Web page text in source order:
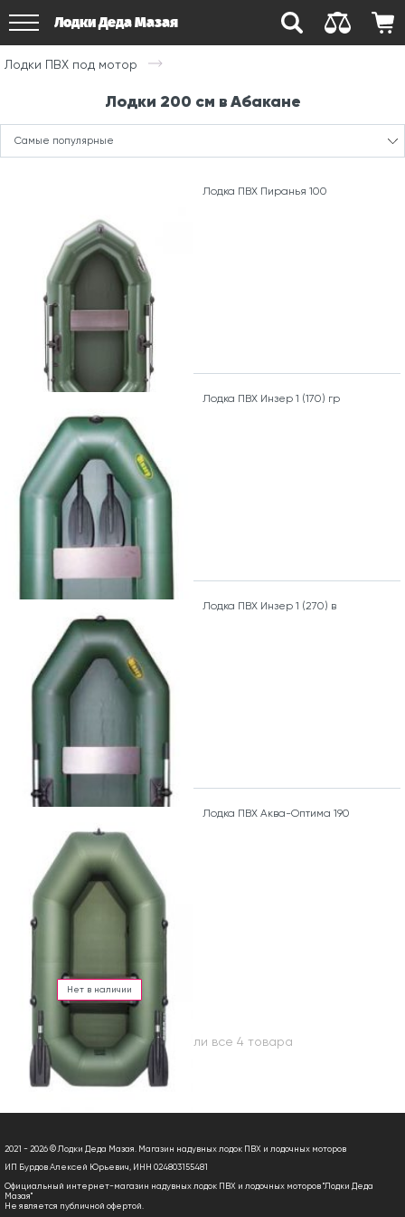
Лодки Деда Мазая
Лодки ПВХ под мотор
Лодки 200 см в Абакане
Самые популярные
Лодка ПВХ Пиранья 100
Лодка ПВХ Инзер 1 (170) гр
Лодка ПВХ Инзер 1 (270) в
Нет в наличии
Лодка ПВХ Аква-Оптима 190
Вы посмотрели все 4 товара
2021 - 2026 © Лодки Деда Мазая. Магазин надувных лодок ПВХ и лодочных моторов
ИП Бурдов Алексей Юрьевич, ИНН 024803155481
Официальный интернет-магазин надувных лодок ПВХ и лодочных моторов "Лодки Деда
Мазая"
Не является публичной офертой.